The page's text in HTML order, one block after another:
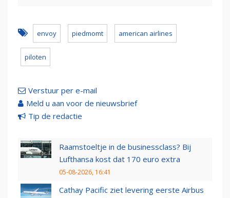
envoy piedmomt american airlines
piloten
Verstuur per e-mail
Meld u aan voor de nieuwsbrief
Tip de redactie
Raamstoeltje in de businessclass? Bij
Lufthansa kost dat 170 euro extra
05-08-2026, 16:41
Cathay Pacific ziet levering eerste Airbus